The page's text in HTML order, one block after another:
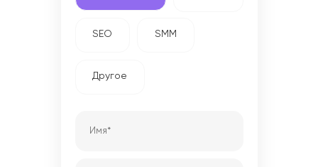
SEO SMM
Другое